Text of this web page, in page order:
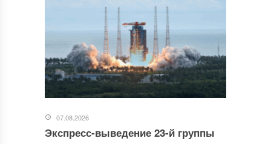
07.08.2026
Экспресс-выведение 23-й группы